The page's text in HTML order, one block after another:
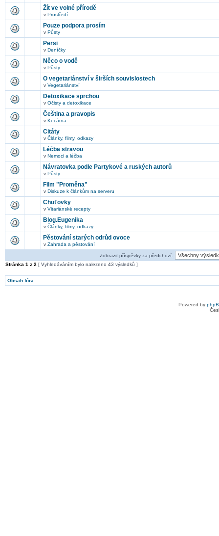
Žít ve volné přírodě
v Prostředí
Pouze podpora prosím
v Půsty
Persi
v Deníčky
Něco o vodě
v Půsty
O vegetariánství v širších souvislostech
v Vegetariánství
Detoxikace sprchou
v Očisty a detoxikace
Čeština a pravopis
v Kecárna
Citáty
v Články, filmy, odkazy
Léčba stravou
v Nemoci a léčba
Návratovka podle Partykové a ruských autorů
v Půsty
Film "Proměna"
v Diskuze k článkům na serveru
Chuťovky
v Vitariánské recepty
Blog.Eugenika
v Články, filmy, odkazy
Pěstování starých odrůd ovoce
v Zahrada a pěstování
Zobrazit příspěvky za předchozí:
Stránka 1 z 2 [ Vyhledáváním bylo nalezeno 43 výsledků ]
Obsah fóra
Powered by